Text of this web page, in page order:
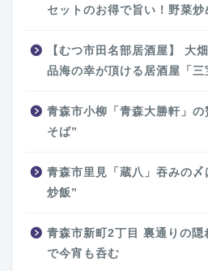
セットのお得で旨い！野菜炒
【むつ市田名部居酒屋】 大
品海の幸が頂ける居酒屋「三
青森市小柳「青森大勝軒」の
そば”
青森市里見「蔵八」吞みの
炒飯”
青森市新町2丁目 裏通りの隠
で今宵も呑む